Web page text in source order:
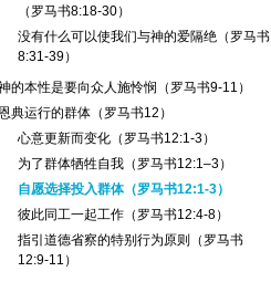
（罗马书8:18-30）
没有什么可以使我们与神的爱隔绝（罗马书
8:31-39）
的本性是要向众人施怜悯（罗马书9-11）
典运行的群体（罗马书12）
心意更新而变化（罗马书12:1-3）
为了群体牺牲自我（罗马书12:1–3）
自愿选择投入群体（罗马书12:1-3）
彼此同工一起工作（罗马书12:4-8）
指引道德省察的特别行为原则（罗马书
12:9-11）